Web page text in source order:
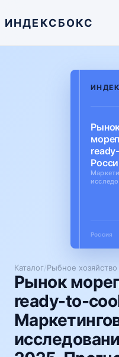
ИНДЕКСБОКС
Каталог/Рыбное хозяйство
Рынок
ready-to-
Россия